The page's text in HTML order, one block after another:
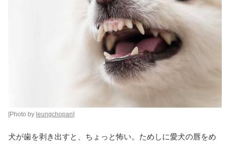
[Photo by leungchopan]
犬が歯を剥き出すと、ちょっと怖い。ためしに愛犬の唇をめ